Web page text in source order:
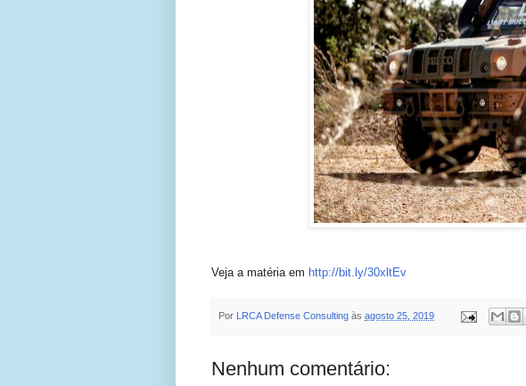
Veja a matéria em http://bit.ly/30xltEv
Por LRCA Defense Consulting às agosto 25, 2019
Nenhum comentário: